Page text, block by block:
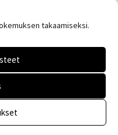
takaamiseksi.
0